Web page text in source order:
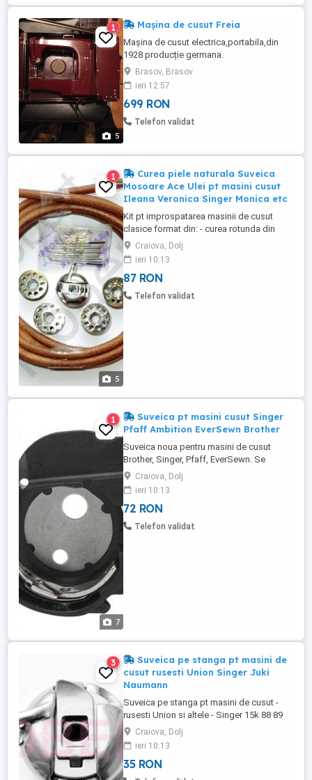
5
1 Mașina de cusut Freia
Mașina de cusut electrica,portabila,din
1928 producție germana.
Brasov, Brasov
ieri 12:57
699 RON
Telefon validat
5
1
Curea piele naturala Suveica
Mosoare Ace Ulei pt masini cusut
Ileana Veronica Singer Monica etc
Kit pt improspatarea masinii de cusut
clasice format din: - curea rotunda din
piele naturala, lungime 182-184cm -
suveica - 4 mosoare - set de 10 ace (de 90
sau orice marime doriti) Am si ulei pt
ungere (mecanisme fine, masini de cusut)
la 10lei sticluta de 125ml. Se potriveste la
Craiova, Dolj
ieri 10:13
87 RON
Telefon validat
7
1
Suveica pt masini cusut Singer
Pfaff Ambition EverSewn Brother
Suveica noua pentru masini de cusut
Brother, Singer, Pfaff, EverSewn. Se
potriveste la urmatoarele modele de
masini de cusut SingerVersion), 2010
Professional, 2010 SuperbTalent, 4411
Heavy Duty, 4423 (Heavy Duty), 4432,
44SHeavy DutyET-1 (Perfect Finish) Pfaff:
Craiova, Dolj
ieri 10:13
72 RON
Telefon validat
3
Suveica pe stanga pt masini de
cusut rusesti Union Singer Juki
Naumann
Suveica pe stanga pt masini de cusut -
rusesti Union si altele - Singer 15k 88 89
90 - Juki AMS-215P - Naumann 24 si altele.
Disponibil si graifer pe stanga la pretul de
51lei. ***Piesele sunt verificate in prealabil,
nu au defecte de fabricatie si
functioneaza perfect. De asemenea,
Craiova, Dolj
ieri 10:13
35 RON